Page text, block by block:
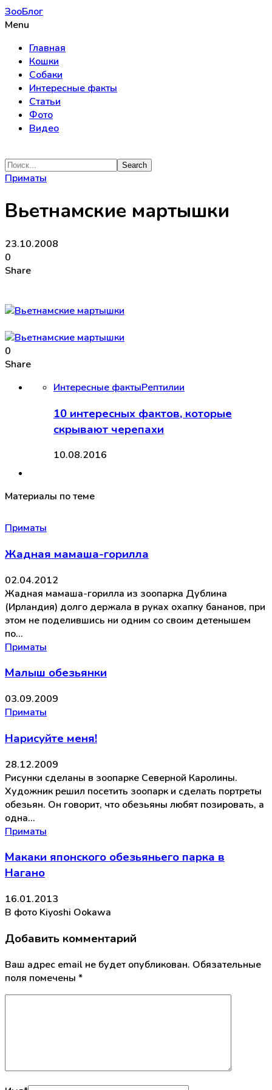
ЗооБлог
Menu
Главная
Кошки
Собаки
Интересные факты
Статьи
Фото
Видео
Приматы
Вьетнамские мартышки
23.10.2008
0
Share
0
Share
Интересные фактыРептилии
10 интересных фактов, которые
скрывают черепахи
10.08.2016
Материалы по теме
Приматы
Жадная мамаша-горилла
02.04.2012
Жадная мамаша-горилла из зоопарка Дублина
(Ирландия) долго держала в руках охапку бананов, при
этом не поделившись ни одним со своим детенышем
по…
Приматы
Малыш обезьянки
03.09.2009
Приматы
Нарисуйте меня!
28.12.2009
Рисунки сделаны в зоопарке Северной Каролины.
Художник решил посетить зоопарк и сделать портреты
обезьян. Он говорит, что обезьяны любят позировать, а
одна…
Приматы
Макаки японского обезьяньего парка в
Нагано
16.01.2013
В фото Kiyoshi Ookawa
Добавить комментарий
Ваш адрес email не будет опубликован. Обязательные
поля помечены *